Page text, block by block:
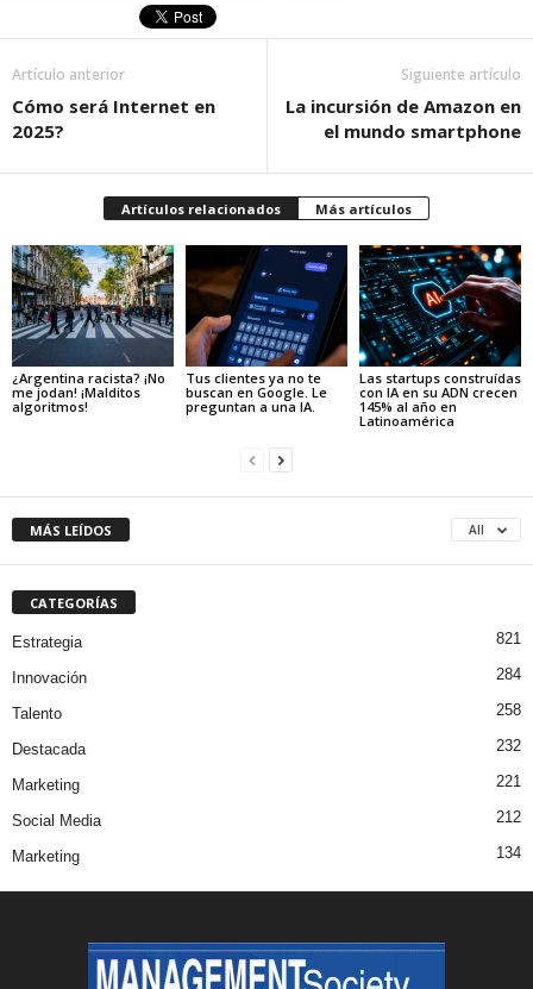
Artículo anterior
Cómo será Internet en
2025?
Siguiente artículo
La incursión de Amazon en
el mundo smartphone
Artículos relacionados Más artículos
¿Argentina racista? ¡No
me jodan! ¡Malditos
algoritmos!
Tus clientes ya no te
buscan en Google. Le
preguntan a una IA.
Las startups construídas
con IA en su ADN crecen
145% al año en
Latinoamérica
MÁS LEÍDOS All
CATEGORÍAS
Estrategia 821
Innovación 284
Talento 258
Destacada 232
Marketing 221
Social Media 212
Marketing 134